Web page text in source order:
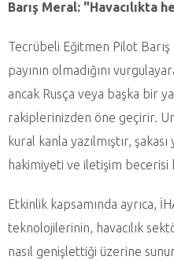
Barış Meral: "Havacılıkta
Tecrübeli Eğitmen Pilot Barış
payının olmadığını
ancak Rusça veya başka bir
rakiplerinizden öne geçirir.
kural kanla yazılmıştır,
hakimiyeti ve iletişim becerisi
Etkinlik kapsamında ayrıca,
teknolojilerinin, havacılık
nasıl genişlettiği üzerine